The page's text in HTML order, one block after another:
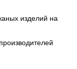
изделий на